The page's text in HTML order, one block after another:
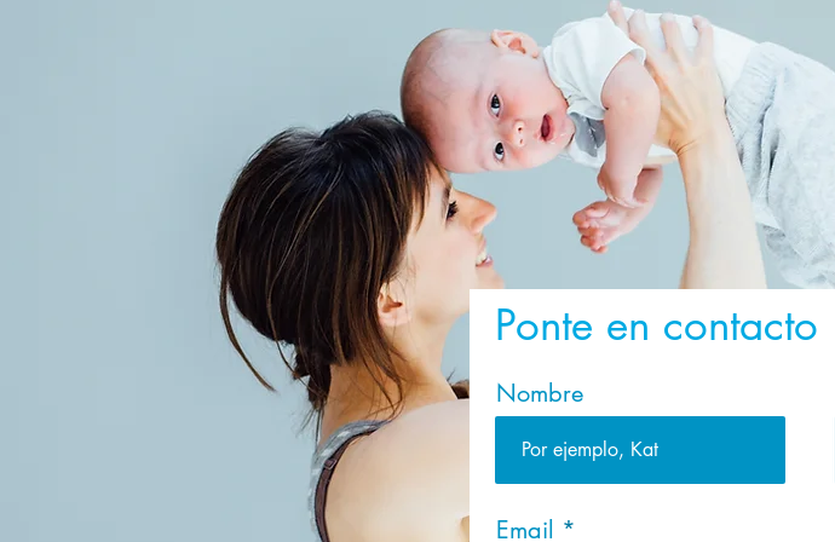
Ponte en contacto
Nombre
Email